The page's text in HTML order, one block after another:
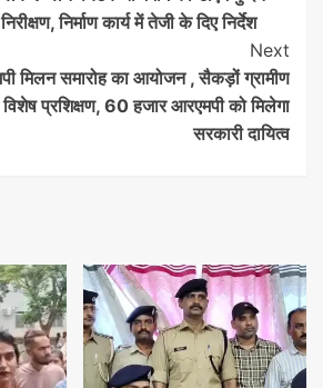
निर्माण कार्य में तेजी के दिए निर्देश
Next
मिलन समारोह का आयोजन , सैकड़ों ग्रामीण
प्रशिक्षण, 60 हजार आरएमपी को मिलेगा
सरकारी दायित्व